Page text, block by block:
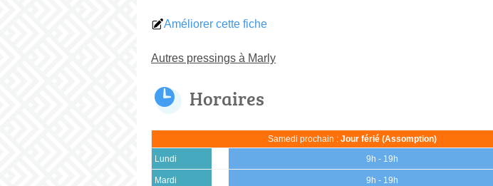
Améliorer cette fiche
Autres pressings à Marly
Horaires
Samedi prochain : Jour férié (Assomption)
Lundi 9h - 19h
Mardi 9h - 19h